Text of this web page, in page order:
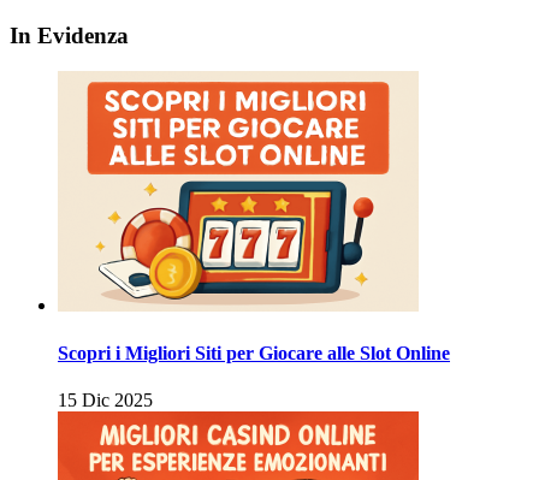
In Evidenza
Scopri i Migliori Siti per Giocare alle Slot Online
15 Dic 2025